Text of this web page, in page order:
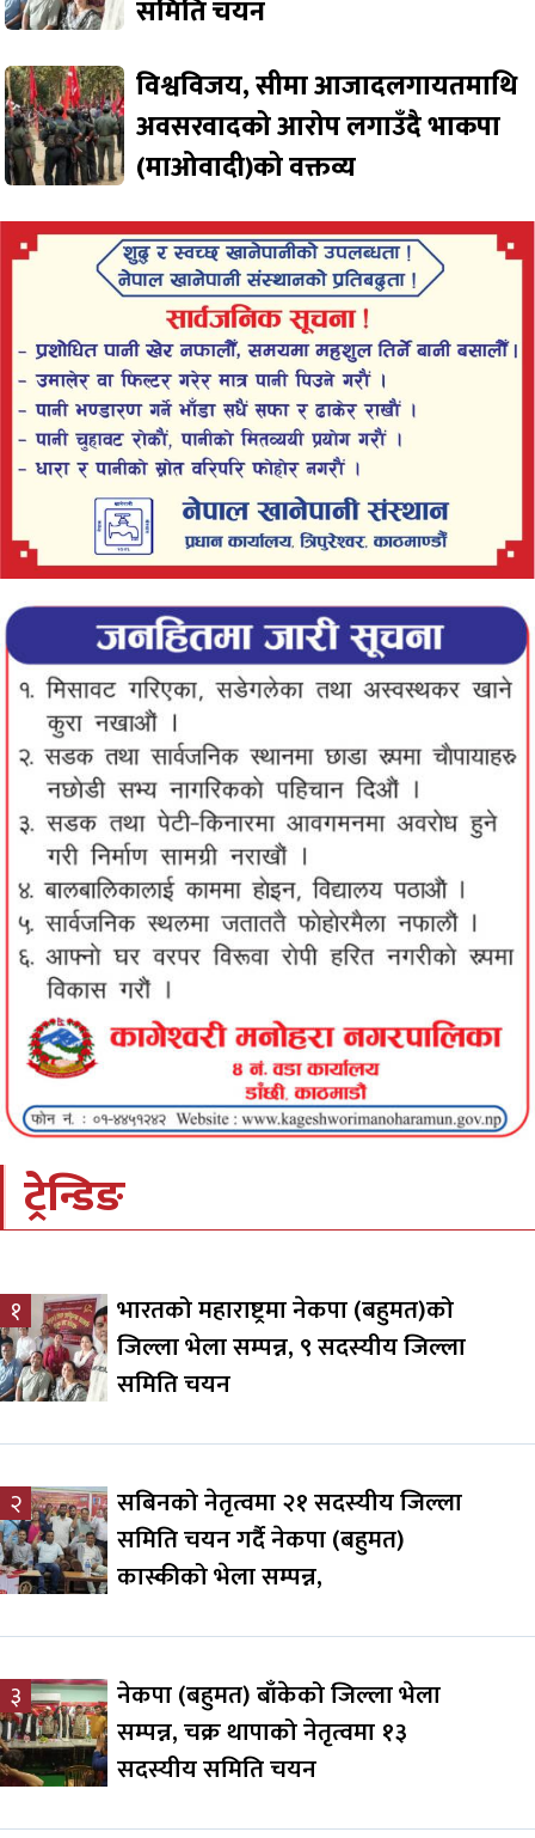
समिति चयन
विश्वविजय, सीमा आजादलगायतमाथि
अवसरवादको आरोप लगाउँदै भाकपा
(माओवादी)को वक्तव्य
ट्रेन्डिङ
१
भारतको महाराष्ट्रमा नेकपा (बहुमत)को
जिल्ला भेला सम्पन्न, ९ सदस्यीय जिल्ला
समिति चयन
२
सबिनको नेतृत्वमा २१ सदस्यीय जिल्ला
समिति चयन गर्दै नेकपा (बहुमत)
कास्कीको भेला सम्पन्न,
३
नेकपा (बहुमत) बाँकेको जिल्ला भेला
सम्पन्न, चक्र थापाको नेतृत्वमा १३
सदस्यीय समिति चयन